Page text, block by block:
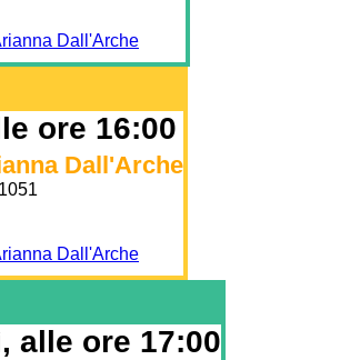
Dall'Arche
ore 16:00
Dall'Arche
Dall'Arche
alle ore 17:00